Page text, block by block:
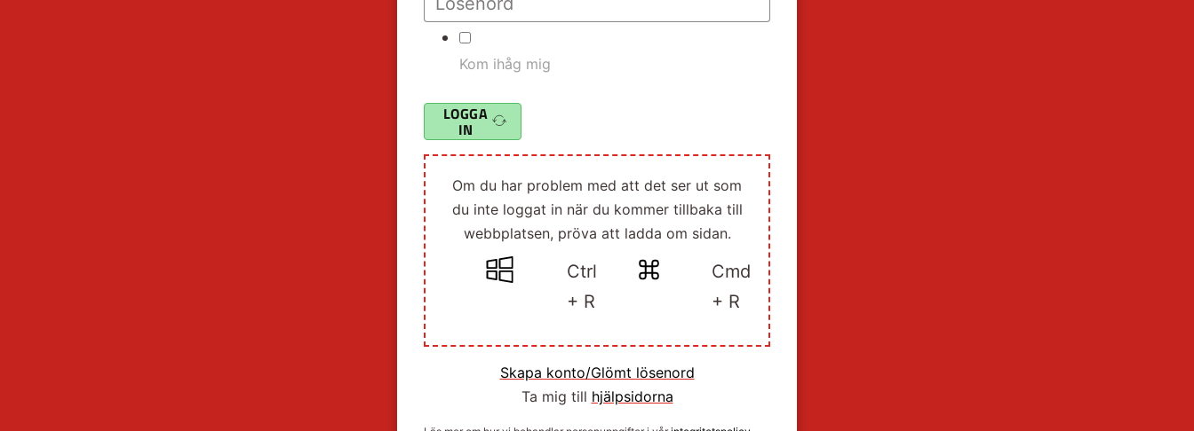
Kom ihåg mig
LOGGA
IN
Om du har problem med att det ser ut som
du inte loggat in när du kommer tillbaka till
webbplatsen, pröva att ladda om sidan.
Ctrl
+ R
Cmd
+ R
Skapa konto/Glömt lösenord
Ta mig till hjälpsidorna